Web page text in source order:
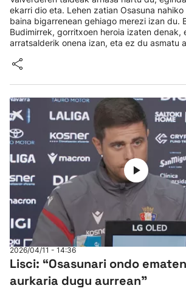
ekarri dio eta. Lehen zatian Osasuna
baina bigarrenean gehiago merezi izan du.
Budimirrek, gorritxoen heroia izaten denak,
arratsalderik onena izan, eta ez du asmatu
2026/04/11 - 14:36
Lisci: “Osasunari ondo
aurkaria dugu aurrean"